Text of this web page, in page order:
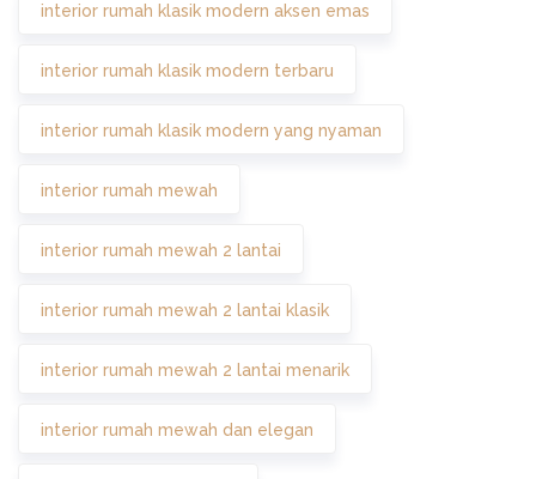
interior rumah klasik modern aksen emas
interior rumah klasik modern terbaru
interior rumah klasik modern yang nyaman
interior rumah mewah
interior rumah mewah 2 lantai
interior rumah mewah 2 lantai klasik
interior rumah mewah 2 lantai menarik
interior rumah mewah dan elegan